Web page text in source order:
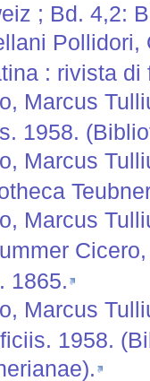
; Bd. 4,2:
Pollidori,
: rivista di
Marcus
1958.
Marcus
Marcus
1865.
Marcus
1958.